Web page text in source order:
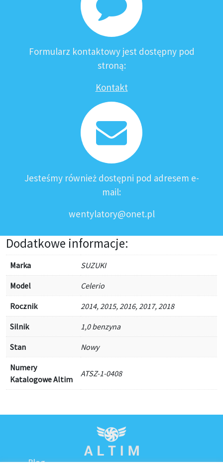
Formularz kontaktowy jest dostępny pod
stroną:
Kontakt
Jesteśmy również dostępni pod adresem e-
mail:
wentylatory@onet.pl
Dodatkowe informacje:
Marka SUZUKI
Model Celerio
Rocznik 2014, 2015, 2016, 2017, 2018
Silnik 1,0 benzyna
Stan Nowy
Numery
Katalogowe Altim
ATSZ-1-0408